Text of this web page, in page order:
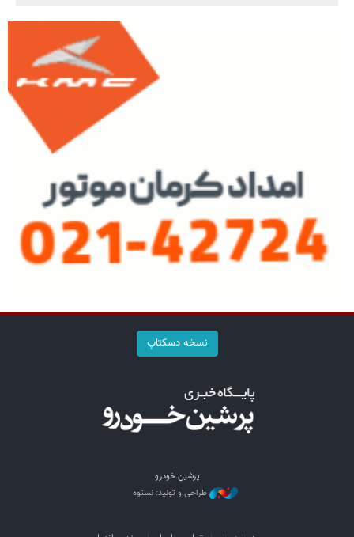
نسخه دسکتاپ
پرشین خودرو
طراحی و تولید: نستوه